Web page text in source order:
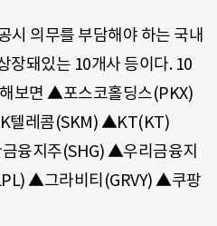
시 의무를 부담해야 하는 국내
장돼있는 10개사 등이다. 10
보면 ▲포스코홀딩스(PKX)
텔레콤(SKM) ▲KT(KT)
융지주(SHG) ▲우리금융지
▲그라비티(GRVY) ▲쿠팡